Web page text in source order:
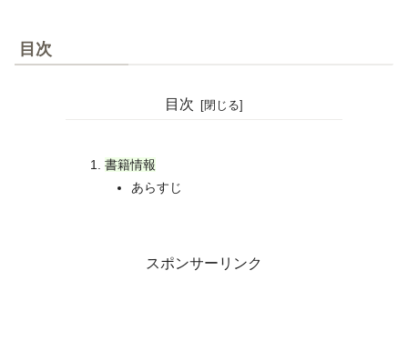
目次
目次
書籍情報
あらすじ
スポンサーリンク